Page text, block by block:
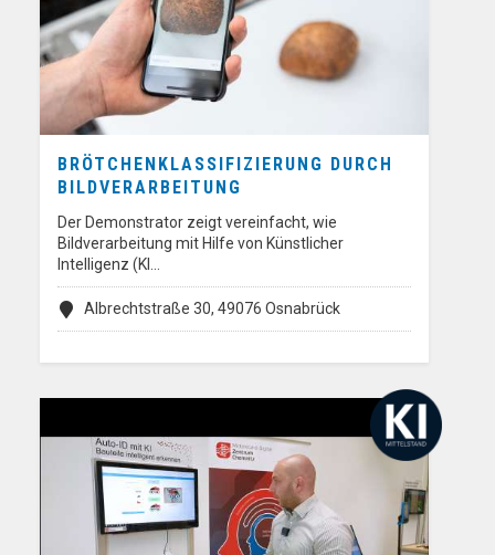
BRÖTCHENKLASSIFIZIERUNG DURCH
BILDVERARBEITUNG
Der Demonstrator zeigt vereinfacht, wie
Bildverarbeitung mit Hilfe von Künstlicher
Intelligenz (KI…
Albrechtstraße 30, 49076 Osnabrück